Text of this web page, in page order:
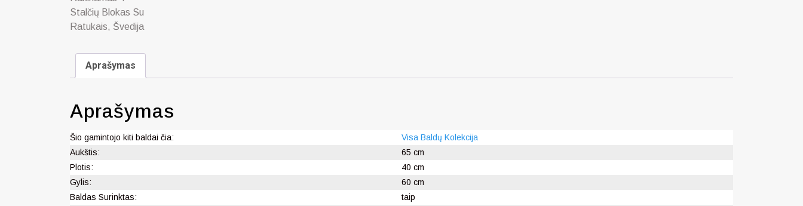
Aprašymas
Aprašymas
Šio gamintojo kiti baldai čia:
Visa Baldų Kolekcija
Aukštis:
65 cm
Plotis:
40 cm
Gylis:
60 cm
Baldas Surinktas:
taip